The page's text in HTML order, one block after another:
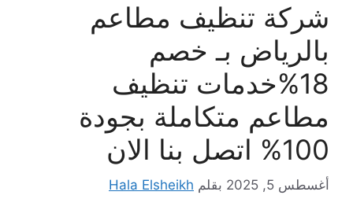
شركة تنظيف مطاعم
بالرياض بـ خصم
18%خدمات تنظيف
مطاعم متكاملة بجودة
100% اتصل بنا الان
أغسطس 5, 2025 بقلم Hala Elsheikh